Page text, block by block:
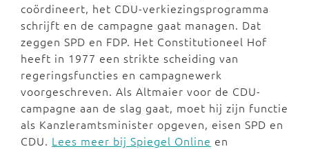
coördineert, het CDU-verkiezingsprogramma
schrijft en de campagne gaat managen. Dat
zeggen SPD en FDP. Het Constitutioneel Hof
heeft in 1977 een strikte scheiding van
regeringsfuncties en campagnewerk
voorgeschreven. Als Altmaier voor de CDU-
campagne aan de slag gaat, moet hij zijn functie
als Kanzleramtsminister opgeven, eisen SPD en
CDU. Lees meer bij Spiegel Online en